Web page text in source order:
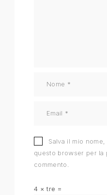
Salva il mio
questo browser per la
commento.
4 × tre =